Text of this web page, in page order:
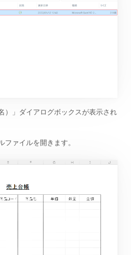
）」ダイアログボックスが表示され
ファイルを開きます。